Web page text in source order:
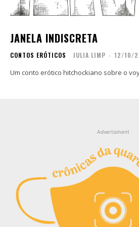
Zine
Autores
Sobre
Contato
Zine
Autores
Sobre
Contato
JANELA INDISCRETA
CONTOS ERÓTICOS JULIA LIMP - 12/10/
Um conto erótico hitchockiano sobre o
Advertisment